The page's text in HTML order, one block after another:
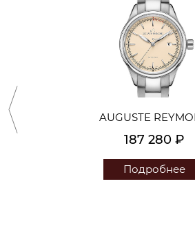
AUGUSTE
187 280 ₽
Подробнее